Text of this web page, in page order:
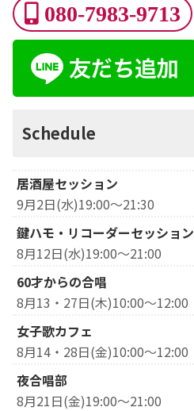
080-7983-9713
Schedule
居酒屋セッション
9月2日(水)19:00～21:30
鍵ハモ・リコーダーセッション
8月12日(水)19:00～21:00
60才からの合唱
8月13・27日(木)10:00～12:00
女子歌カフェ
8月14・28日(金)10:00～12:00
夜合唱部
8月21日(金)19:00～21:00